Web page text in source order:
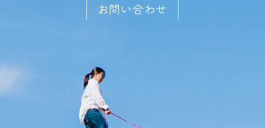
お問い合わせ